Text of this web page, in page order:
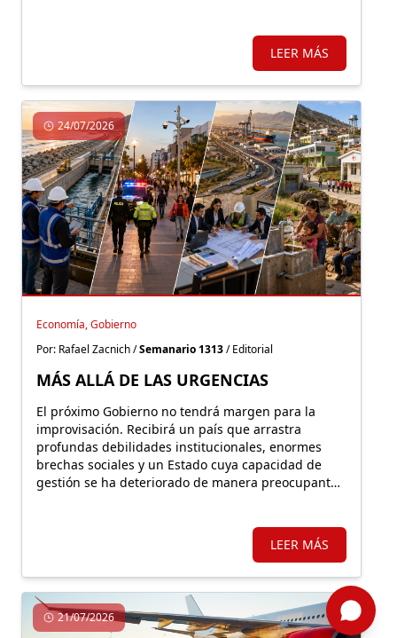
LEER MÁS
24/07/2026
Economía, Gobierno
Por: Rafael Zacnich /Semanario 1313/ Editorial
MÁS ALLÁ DE LAS URGENCIAS
El próximo Gobierno no tendrá margen para la
improvisación. Recibirá un país que arrastra
profundas debilidades institucionales, enormes
brechas sociales y un Estado cuya capacidad de
gestión se ha deteriorado de manera preocupante
LEER MÁS
21/07/2026